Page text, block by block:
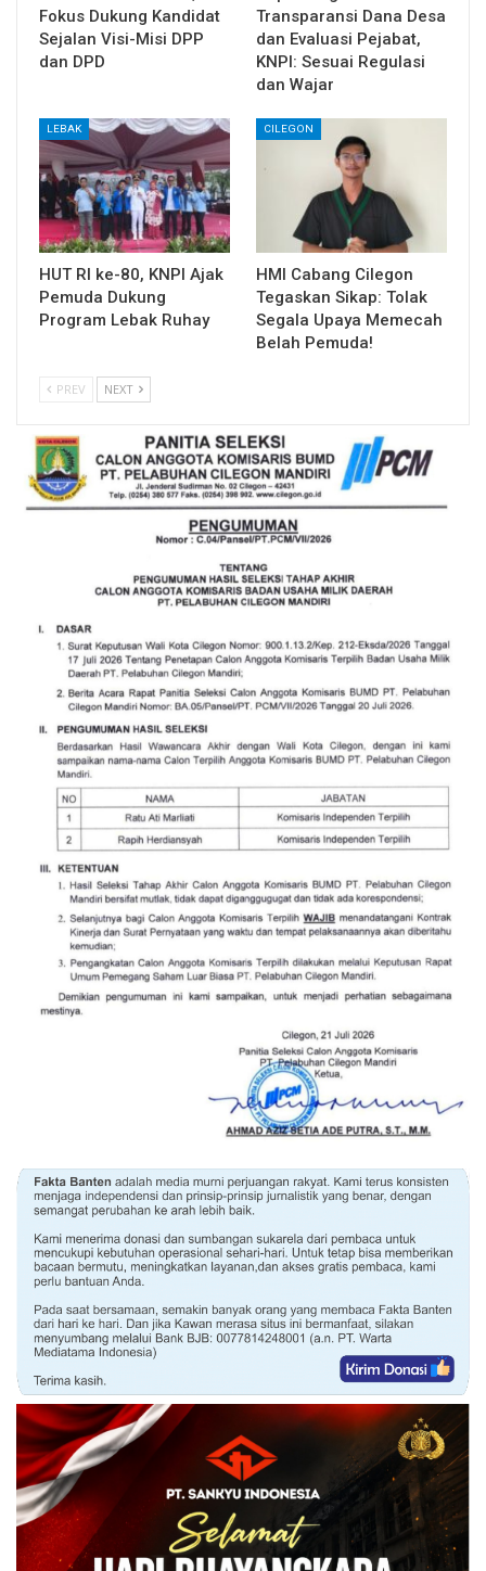
Fokus Dukung Kandidat
Sejalan Visi-Misi DPP
dan DPD
Transparansi Dana Desa
dan Evaluasi Pejabat,
KNPI: Sesuai Regulasi
dan Wajar
LEBAK
HUT RI ke-80, KNPI Ajak
Pemuda Dukung
Program Lebak Ruhay
CILEGON
HMI Cabang Cilegon
Tegaskan Sikap: Tolak
Segala Upaya Memecah
Belah Pemuda!
PREV NEXT